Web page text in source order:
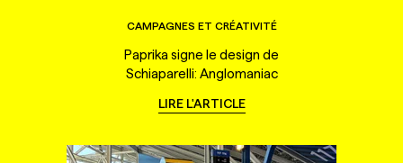
CAMPAGNES ET CRÉATIVITÉ
Paprika signe le design de
Schiaparelli: Anglomaniac
LIRE L'ARTICLE